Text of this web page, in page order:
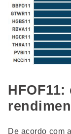
De acordo com